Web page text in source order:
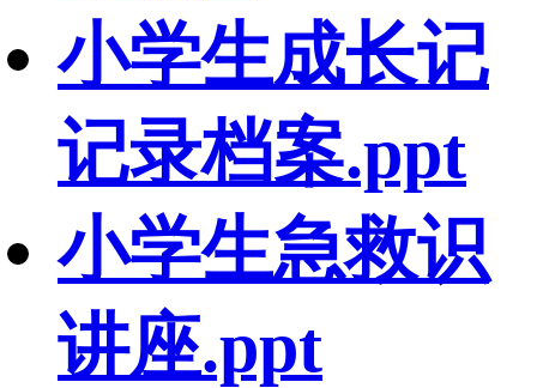
小学生成长记
记录档案.ppt
小学生急救识
讲座.ppt